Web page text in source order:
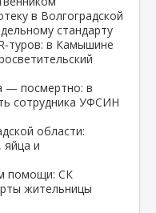
в Волгоградской
стандарту
в Камышине
— посмертно: в
сотрудника УФСИН
области:
и
помощи: СК
жительницы